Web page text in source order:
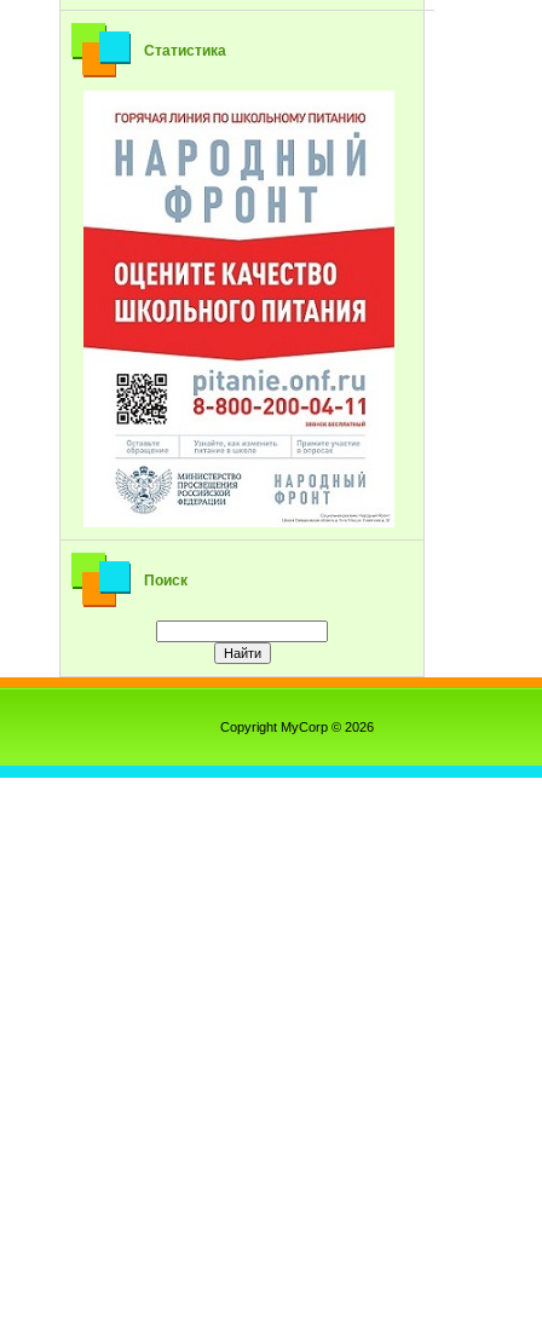
Статистика
Поиск
Copyright MyCorp © 2026